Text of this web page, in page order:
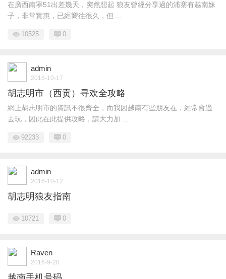
在廣西南寧51出差幾天，突然想起 狼友曾經分享過的浦寨有越南妹
子，非常實惠，已經嚮往很久，但 ...
10525 0
admin
2016-10-17
胡志明市（西贡）寻欢全攻略
網上胡志明市的資訊不很齊全，而我因越南有些朋友在，經常會過
去玩，因此在此提供攻略，請大力加 ...
92233 0
admin
2016-10-12
胡志明狼友指南
10721 0
Raven
2016-9-20